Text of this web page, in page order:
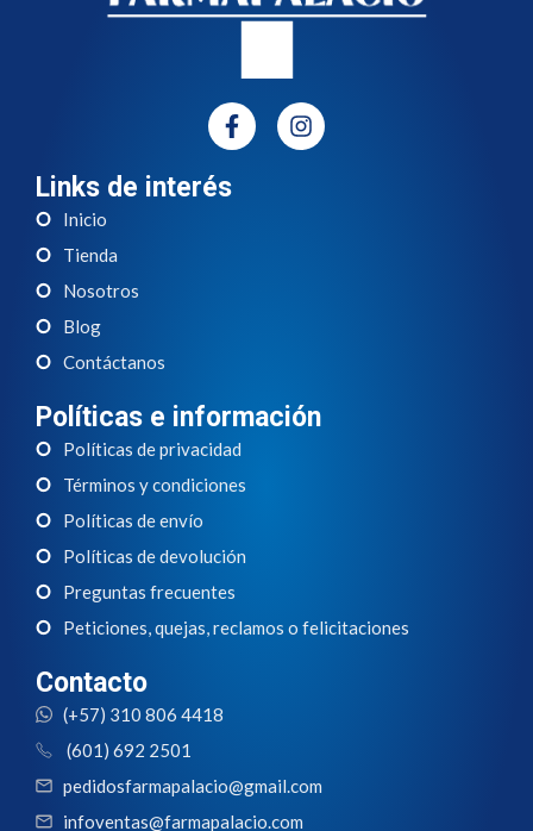
Links de interés
Inicio
Tienda
Nosotros
Blog
Contáctanos
Políticas e información
Políticas de privacidad
Términos y condiciones
Políticas de envío
Políticas de devolución
Preguntas frecuentes
Peticiones, quejas, reclamos o felicitaciones
Contacto
(+57) 310 806 4418
(601) 692 2501
pedidosfarmapalacio@gmail.com
infoventas@farmapalacio.com